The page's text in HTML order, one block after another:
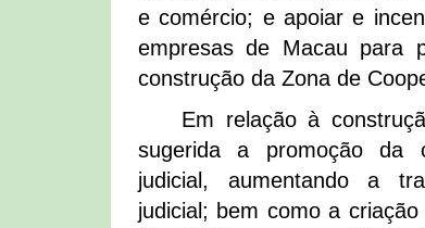
e comércio; e apoiar e
empresas de Macau para
construção da Zona de
Em relação à
sugerida a promoção da
judicial, aumentando a
judicial; bem como a